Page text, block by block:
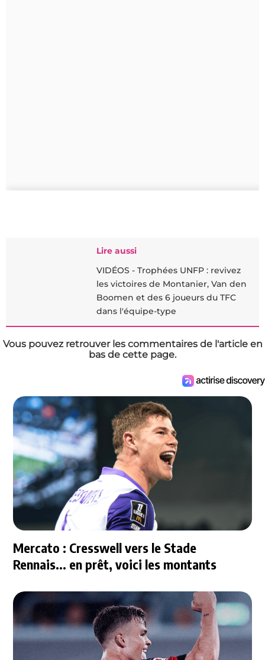
Lire aussi
VIDÉOS - Trophées UNFP : revivez
les victoires de Montanier, Van den
Boomen et des 6 joueurs du TFC
dans l'équipe-type
Vous pouvez retrouver les commentaires de l'article en
bas de cette page.
Mercato : Cresswell vers le Stade
Rennais... en prêt, voici les montants